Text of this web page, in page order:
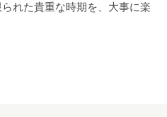
れた貴重な時期を、大事に楽